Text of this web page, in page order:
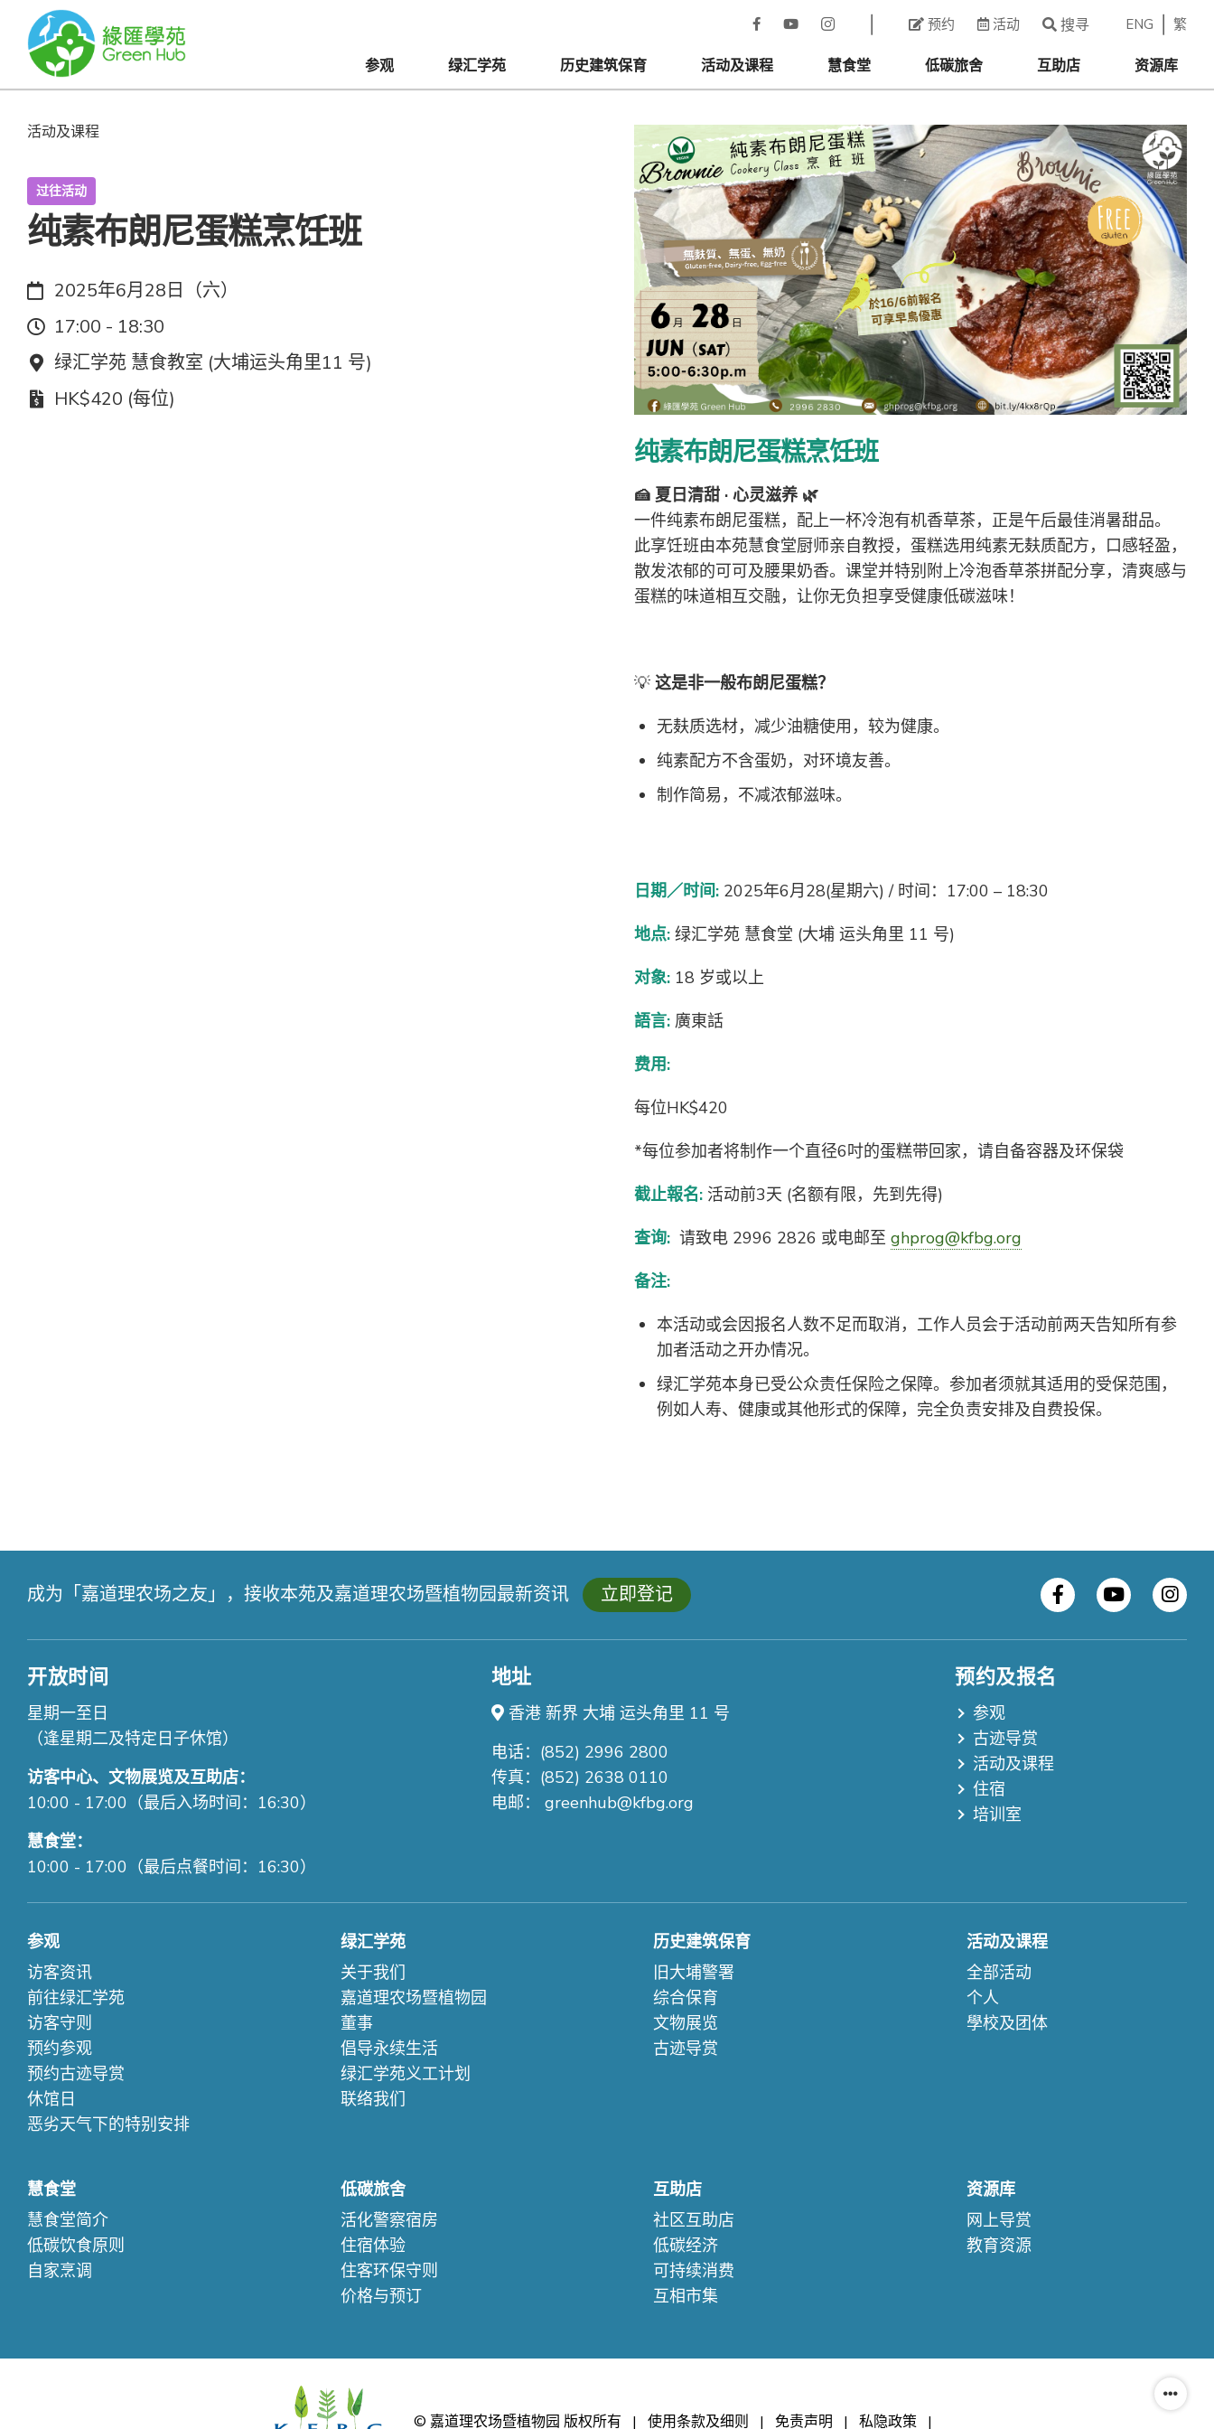
预约 活动 搜寻 ENG 繁
参观 绿汇学苑 历史建筑保育 活动及课程 慧食堂 低碳旅舍 互助店 资源库
活动及课程
过往活动
纯素布朗尼蛋糕烹饪班
日期：
2025年6月28日（六）
时间：
17:00 - 18:30
地点：
绿汇学苑 慧食教室 (大埔运头角里11 号)
费用：
HK$420 (每位)
纯素布朗尼蛋糕烹饪班
🍰 夏日清甜 · 心灵滋养 🌿
一件纯素布朗尼蛋糕，配上一杯冷泡有机香草茶，正是午后最佳消暑甜品。
此享饪班由本苑慧食堂厨师亲自教授，蛋糕选用纯素无麸质配方，口感轻盈，
散发浓郁的可可及腰果奶香。课堂并特别附上冷泡香草茶拼配分享，清爽感与
蛋糕的味道相互交融，让你无负担享受健康低碳滋味！
💡 这是非一般布朗尼蛋糕？
无麸质选材，减少油糖使用，较为健康。
纯素配方不含蛋奶，对环境友善。
制作简易，不减浓郁滋味。
日期／时间: 2025年6月28(星期六) / 时间：17:00 – 18:30
地点: 绿汇学苑 慧食堂 (大埔 运头角里 11 号)
对象: 18 岁或以上
語言: 廣東話
费用:
每位HK$420
*每位参加者将制作一个直径6吋的蛋糕带回家，请自备容器及环保袋
截止報名: 活动前3天 (名额有限，先到先得)
查询: 请致电 2996 2826 或电邮至 ghprog@kfbg.org
备注:
本活动或会因报名人数不足而取消，工作人员会于活动前两天告知所有参
加者活动之开办情况。
绿汇学苑本身已受公众责任保险之保障。参加者须就其适用的受保范围，
例如人寿、健康或其他形式的保障，完全负责安排及自费投保。
成为「嘉道理农场之友」，接收本苑及嘉道理农场暨植物园最新资讯 立即登记
开放时间
星期一至日
（逢星期二及特定日子休馆）
访客中心、文物展览及互助店：
10:00 - 17:00（最后入场时间：16:30）
慧食堂：
10:00 - 17:00（最后点餐时间：16:30）
地址
香港 新界 大埔 运头角里 11 号
电话：(852) 2996 2800
传真：(852) 2638 0110
电邮： greenhub@kfbg.org
预约及报名
参观
古迹导赏
活动及课程
住宿
培训室
参观
访客资讯
前往绿汇学苑
访客守则
预约参观
预约古迹导赏
休馆日
恶劣天气下的特别安排
绿汇学苑
关于我们
嘉道理农场暨植物园
董事
倡导永续生活
绿汇学苑义工计划
联络我们
历史建筑保育
旧大埔警署
综合保育
文物展览
古迹导赏
活动及课程
全部活动
个人
學校及团体
慧食堂
慧食堂简介
低碳饮食原则
自家烹调
低碳旅舍
活化警察宿房
住宿体验
住客环保守则
价格与预订
互助店
社区互助店
低碳经济
可持续消费
互相市集
资源库
网上导赏
教育资源
© 嘉道理农场暨植物园 版权所有 | 使用条款及细则 | 免责声明 | 私隐政策 |